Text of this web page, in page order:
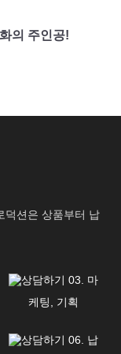
의 주인공!
덕션은 상품부터 납
03. 마
케팅, 기획
06. 납